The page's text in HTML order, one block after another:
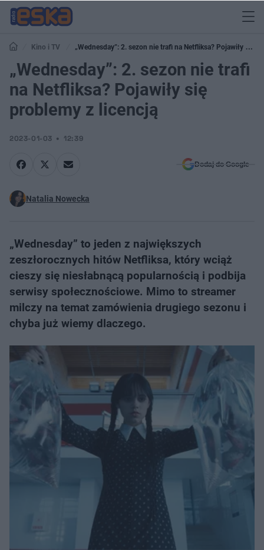
Kino i TV
„Wednesday”: 2. sezon nie trafi na Netfliksa? Pojawiły się
problemy z licencją
„Wednesday”: 2. sezon nie trafi
na Netfliksa? Pojawiły się
problemy z licencją
2023-01-03 12:39
Dodaj do Google
Natalia Nowecka
„Wednesday” to jeden z największych
zeszłorocznych hitów Netfliksa, który wciąż
cieszy się niesłabnącą popularnością i podbija
serwisy społecznościowe. Mimo to streamer
milczy na temat zamówienia drugiego sezonu i
chyba już wiemy dlaczego.